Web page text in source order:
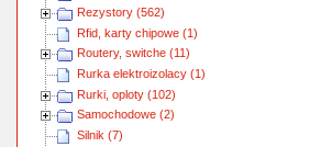
Rezystory (562)
Rfid, karty chipowe (1)
Routery, switche (11)
Rurka elektroizolacy (1)
Rurki, oploty (102)
Samochodowe (2)
Silnik (7)